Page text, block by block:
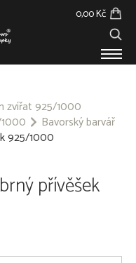
0,00 Kč
GALERIE
zvířat 925/1000
Bavorský barvář
925/1000
přívěšek